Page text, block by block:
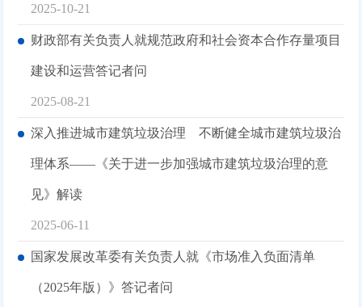
2025-10-21
财政部有关负责人就规范政府和社会资本合作存量项目
建设和运营答记者问
2025-08-21
深入推进城市建筑垃圾治理 不断健全城市建筑垃圾治
理体系——《关于进一步加强城市建筑垃圾治理的意
见》解读
2025-06-11
国家发展改革委有关负责人就《市场准入负面清单
（2025年版）》答记者问